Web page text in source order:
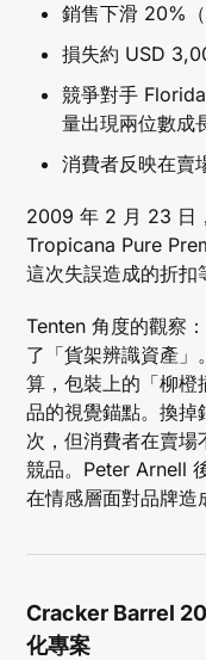
銷售下滑 20%
損失約 USD
競爭對手
量出現兩位數成
消費者反映在賣
2009 年 2 月 23 日
Tropicana Pure
這次失誤造成的折扣
Tenten 角度的觀察
了「貨架辨識資產
算，包裝上的「柳橙
品的視覺錨點。換掉
次，但消費者在賣
競品。Peter Arnell
在情感層面對品牌造
Cracker Barrel
化專案